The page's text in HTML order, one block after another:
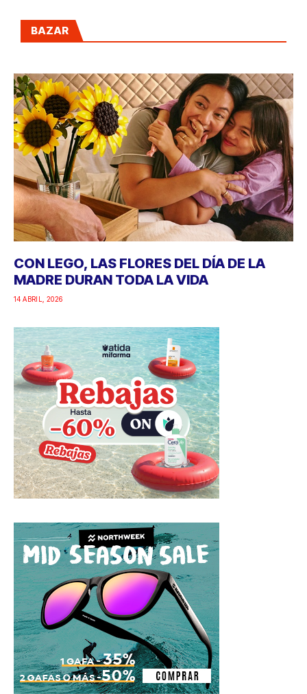
BAZAR
CON LEGO, LAS FLORES DEL DÍA DE LA
MADRE DURAN TODA LA VIDA
14 ABRIL, 2026